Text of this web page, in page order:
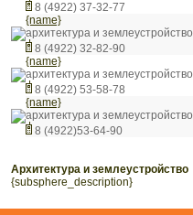
8 (4922) 37-32-77
{name}
архитектура и землеустройство
8 (4922) 32-82-90
{name}
архитектура и землеустройство
8 (4922) 53-58-78
{name}
архитектура и землеустройство
8 (4922)53-64-90
архитектура и землеустройство
{subsphere_description}